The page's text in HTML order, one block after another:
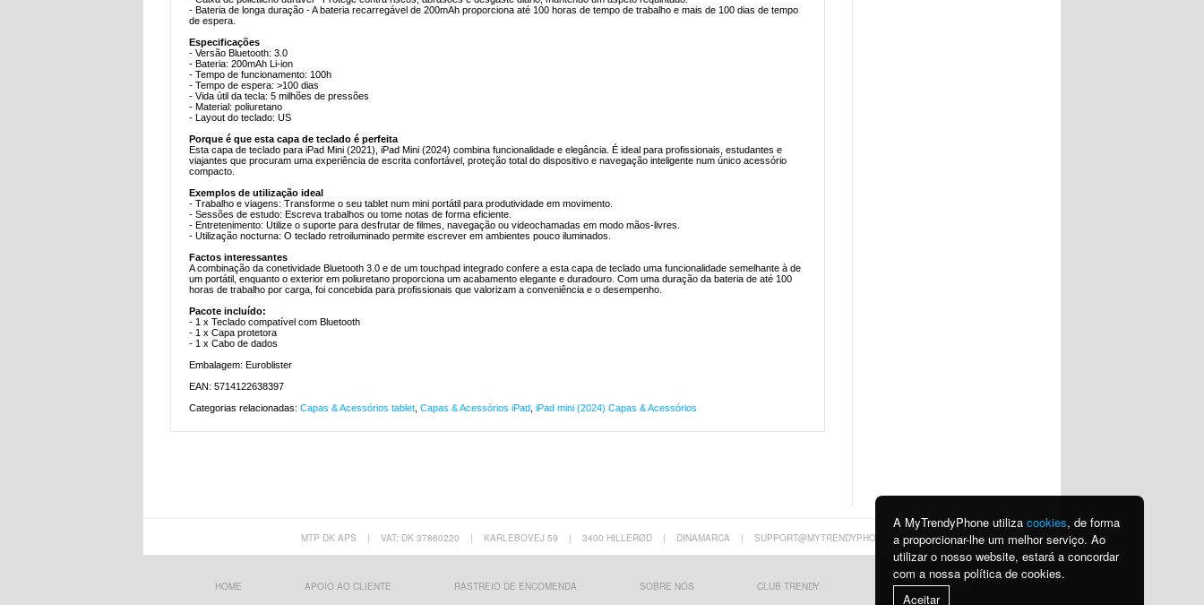
- Bateria de longa duração - A bateria recarregável de 200mAh proporciona até 100 horas de tempo de trabalho e mais de 100 dias de tempo
de espera.
Especificações
- Versão Bluetooth: 3.0
- Bateria: 200mAh Li-ion
- Tempo de funcionamento: 100h
- Tempo de espera: >100 dias
- Vida útil da tecla: 5 milhões de pressões
- Material: poliuretano
- Layout do teclado: US
Porque é que esta capa de teclado é perfeita
Esta capa de teclado para iPad Mini (2021), iPad Mini (2024) combina funcionalidade e elegância. É ideal para profissionais, estudantes e
viajantes que procuram uma experiência de escrita confortável, proteção total do dispositivo e navegação inteligente num único acessório
compacto.
Exemplos de utilização ideal
- Trabalho e viagens: Transforme o seu tablet num mini portátil para produtividade em movimento.
- Sessões de estudo: Escreva trabalhos ou tome notas de forma eficiente.
- Entretenimento: Utilize o suporte para desfrutar de filmes, navegação ou videochamadas em modo mãos-livres.
- Utilização nocturna: O teclado retroiluminado permite escrever em ambientes pouco iluminados.
Factos interessantes
A combinação da conetividade Bluetooth 3.0 e de um touchpad integrado confere a esta capa de teclado uma funcionalidade semelhante à de
um portátil, enquanto o exterior em poliuretano proporciona um acabamento elegante e duradouro. Com uma duração da bateria de até 100
horas de trabalho por carga, foi concebida para profissionais que valorizam a conveniência e o desempenho.
Pacote incluído:
- 1 x Teclado compatível com Bluetooth
- 1 x Capa protetora
- 1 x Cabo de dados
Embalagem: Euroblister
EAN: 5714122638397
Categorias relacionadas: Capas & Acessórios tablet Capas & Acessórios iPad iPad mini (2024) Capas & Acessórios
MTP DK APS | VAT: DK 37860220 | KARLEBOVEJ 59 | 3400 HILLERØD | DINAMARCA | SUPPORT@MYTRENDYPHONE.PT
HOME APOIO AO CLIENTE RASTREIO DE ENCOMENDA SOBRE NÓS CLUB TRENDY BLOG
A MyTrendyPhone utiliza cookies, de forma
a proporcionar-lhe um melhor serviço. Ao
utilizar o nosso website, estará a concordar
com a nossa política de cookies.
Aceitar